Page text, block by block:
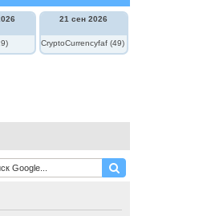
21 сен 2026
CryptoCurrencyfaf (49)